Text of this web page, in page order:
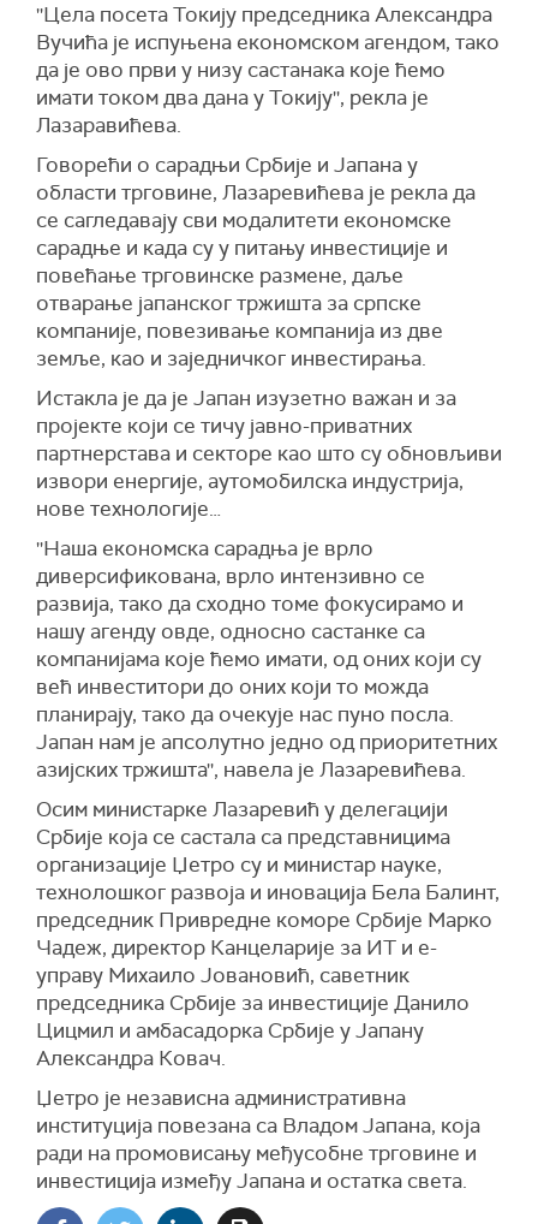
''Цела посета Токију председника Александра
Вучића је испуњена економском агендом, тако
да је ово први у низу састанака које ћемо
имати током два дана у Токију'', рекла је
Лазаравићева.
Говорећи о сарадњи Србије и Јапана у
области трговине, Лазаревићева је рекла да
се сагледавају сви модалитети економске
сарадње и када су у питању инвестиције и
повећање трговинске размене, даље
отварање јапанског тржишта за српске
компаније, повезивање компанија из две
земље, као и заједничког инвестирања.
Истакла је да је Јапан изузетно важан и за
пројекте који се тичу јавно-приватних
партнерстава и секторе као што су обновљиви
извори енергије, аутомобилска индустрија,
нове технологије…
''Наша економска сарадња је врло
диверсификована, врло интензивно се
развија, тако да сходно томе фокусирамо и
нашу агенду овде, односно састанке са
компанијама које ћемо имати, од оних који су
већ инвеститори до оних који то можда
планирају, тако да очекује нас пуно посла.
Јапан нам је апсолутно једно од приоритетних
азијских тржишта'', навела је Лазаревићева.
Осим министарке Лазаревић у делегацији
Србије која се састала са представницима
организације Џетро су и министар науке,
технолошког развоја и иновација Бела Балинт,
председник Привредне коморе Србије Марко
Чадеж, директор Канцеларије за ИТ и е-
управу Михаило Јовановић, саветник
председника Србије за инвестиције Данило
Цицмил и амбасадорка Србије у Јапану
Александра Ковач.
Џетро је независна административна
институција повезана са Владом Јапана, која
ради на промовисању међусобне трговине и
инвестиција између Јапана и остатка света.